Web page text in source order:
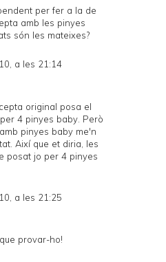
per fer a la de
amb les pinyes
són les mateixes?
a les 21:14
original posa el
4 pinyes baby. Però
pinyes baby me'n
Així que et diria, les
posat jo per 4 pinyes
a les 21:25
provar-ho!